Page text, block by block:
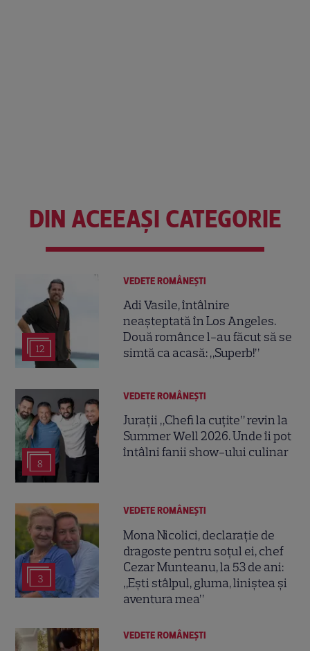
DIN ACEEAȘI CATEGORIE
12
VEDETE ROMÂNEŞTI
Adi Vasile, întâlnire
neașteptată în Los Angeles.
Două românce l-au făcut să se
simtă ca acasă: „Superb!”
8
VEDETE ROMÂNEŞTI
Jurații „Chefi la cuțite” revin la
Summer Well 2026. Unde îi pot
întâlni fanii show-ului culinar
3
VEDETE ROMÂNEŞTI
Mona Nicolici, declarație de
dragoste pentru soțul ei, chef
Cezar Munteanu, la 53 de ani:
„Ești stâlpul, gluma, liniștea și
aventura mea”
VEDETE ROMÂNEŞTI